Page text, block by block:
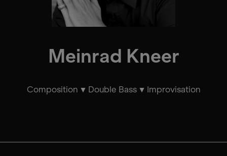
Meinrad Kneer
Composition Double Bass Improvisation